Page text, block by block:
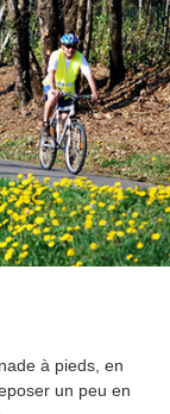
à pieds, en
un peu en